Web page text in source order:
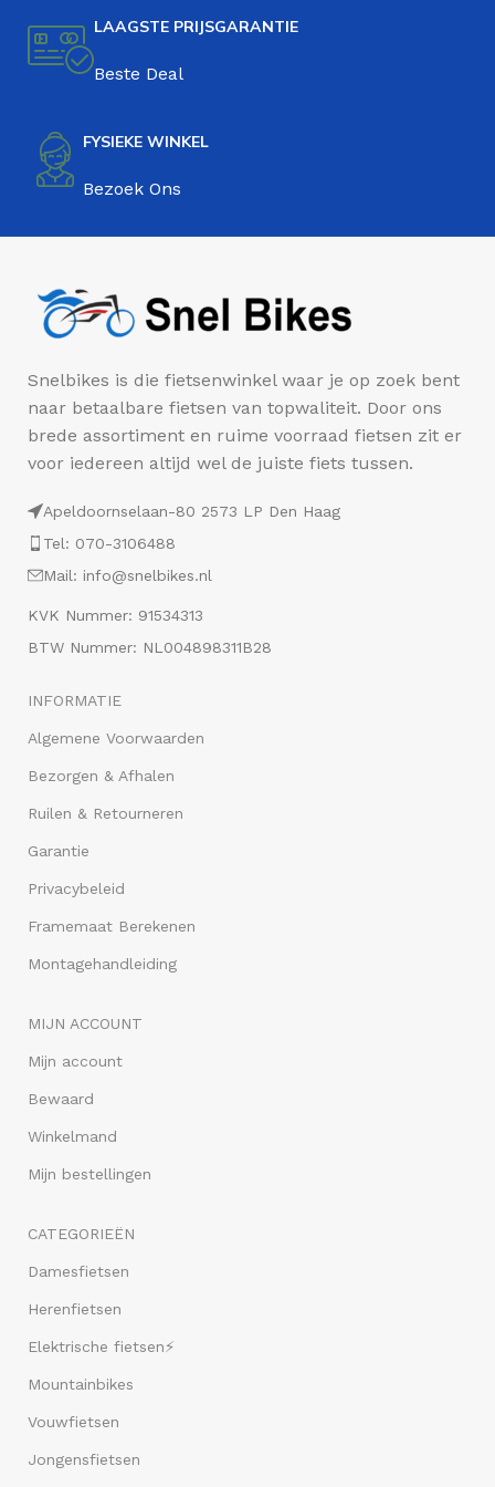
LAAGSTE PRIJSGARANTIE
Beste Deal
FYSIEKE WINKEL
Bezoek Ons
Snelbikes is die fietsenwinkel waar je op zoek bent
naar betaalbare fietsen van topwaliteit. Door ons
brede assortiment en ruime voorraad fietsen zit er
voor iedereen altijd wel de juiste fiets tussen.
Apeldoornselaan-80 2573 LP Den Haag
Tel: 070-3106488
Mail: info@snelbikes.nl
KVK Nummer: 91534313
BTW Nummer: NL004898311B28
INFORMATIE
Algemene Voorwaarden
Bezorgen & Afhalen
Ruilen & Retourneren
Garantie
Privacybeleid
Framemaat Berekenen
Montagehandleiding
MIJN ACCOUNT
Mijn account
Bewaard
Winkelmand
Mijn bestellingen
CATEGORIEËN
Damesfietsen
Herenfietsen
Elektrische fietsen⚡
Mountainbikes
Vouwfietsen
Jongensfietsen